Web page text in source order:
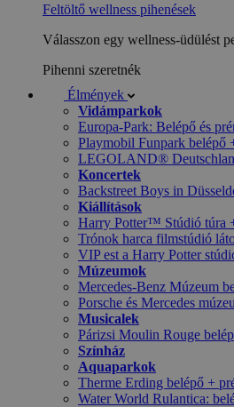
Feltöltő wellness pihenések
Válasszon egy wellness-üdülést
Pihenni szeretnék
Élmények
Vidámparkok
Europa-Park: Belépő és
Playmobil Funpark belépő
LEGOLAND®
Koncertek
Backstreet Boys in
Kiállítások
Harry Potter™ Stúdió túra
Trónok harca filmstúdió
VIP est a Harry Potter
Múzeumok
Mercedes-Benz Múzeum
Porsche és Mercedes
Musicalek
Párizsi Moulin Rouge
Színház
Aquaparkok
Therme Erding belépő +
Water World Rulantica: